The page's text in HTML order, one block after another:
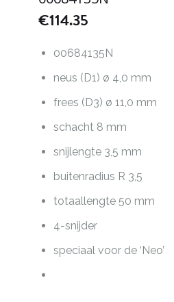
€114.35
00684135N
neus (D1) ø 4,0 mm
frees (D3) ø 11,0 mm
schacht 8 mm
snijlengte 3,5 mm
buitenradius R 3,5
totaallengte 50 mm
4-snijder
speciaal voor de ‘Neo’